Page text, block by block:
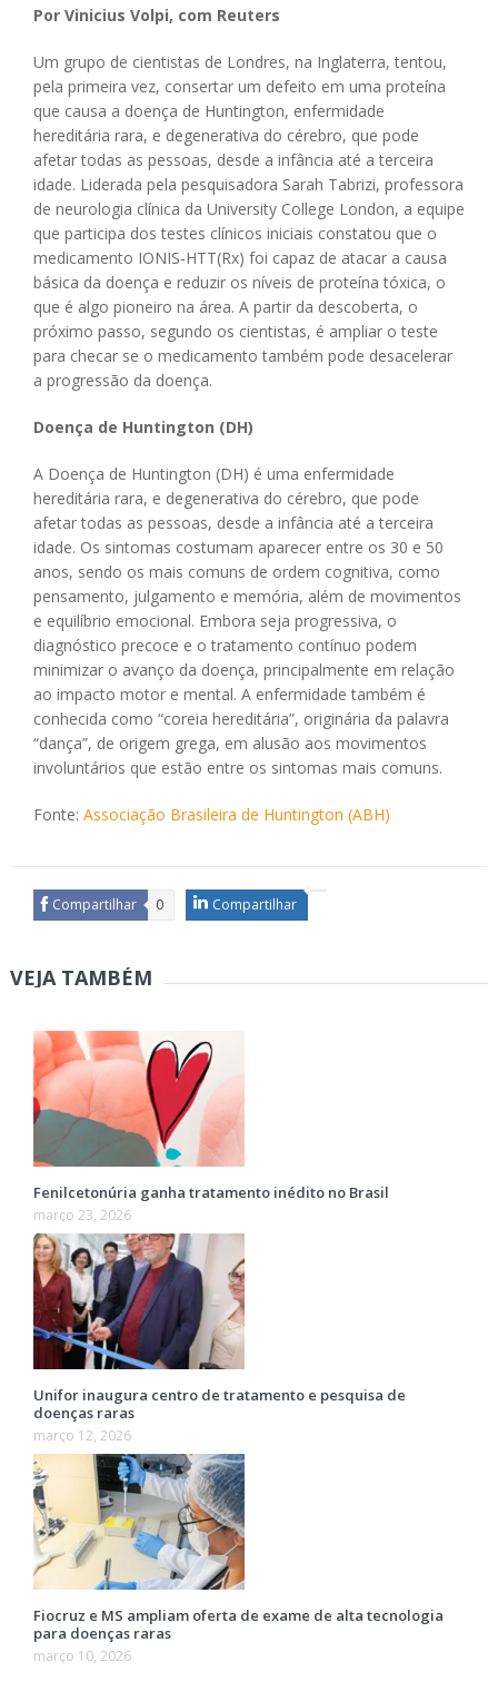
Por Vinicius Volpi, com Reuters
Um grupo de cientistas de Londres, na Inglaterra, tentou,
pela primeira vez, consertar um defeito em uma proteína
que causa a doença de Huntington, enfermidade
hereditária rara, e degenerativa do cérebro, que pode
afetar todas as pessoas, desde a infância até a terceira
idade. Liderada pela pesquisadora Sarah Tabrizi, professora
de neurologia clínica da University College London, a equipe
que participa dos testes clínicos iniciais constatou que o
medicamento IONIS-HTT(Rx) foi capaz de atacar a causa
básica da doença e reduzir os níveis de proteína tóxica, o
que é algo pioneiro na área. A partir da descoberta, o
próximo passo, segundo os cientistas, é ampliar o teste
para checar se o medicamento também pode desacelerar
a progressão da doença.
Doença de Huntington (DH)
A Doença de Huntington (DH) é uma enfermidade
hereditária rara, e degenerativa do cérebro, que pode
afetar todas as pessoas, desde a infância até a terceira
idade. Os sintomas costumam aparecer entre os 30 e 50
anos, sendo os mais comuns de ordem cognitiva, como
pensamento, julgamento e memória, além de movimentos
e equilíbrio emocional. Embora seja progressiva, o
diagnóstico precoce e o tratamento contínuo podem
minimizar o avanço da doença, principalmente em relação
ao impacto motor e mental. A enfermidade também é
conhecida como “coreia hereditária”, originária da palavra
“dança”, de origem grega, em alusão aos movimentos
involuntários que estão entre os sintomas mais comuns.
Fonte: Associação Brasileira de Huntington (ABH)
Compartilhar 0 Compartilhar
VEJA TAMBÉM
Fenilcetonúria ganha tratamento inédito no Brasil
março 23, 2026
Unifor inaugura centro de tratamento e pesquisa de
doenças raras
março 12, 2026
Fiocruz e MS ampliam oferta de exame de alta tecnologia
para doenças raras
março 10, 2026